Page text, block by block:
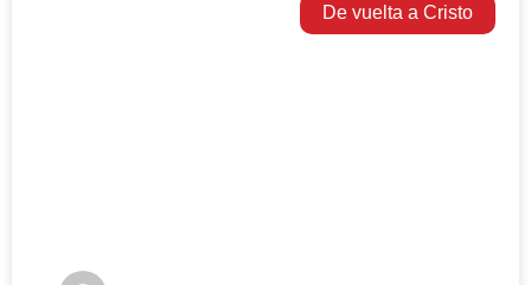
De vuelta a Cristo